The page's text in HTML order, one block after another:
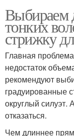
Выбираем
тонких
стрижку
Главная
недостаток
рекомендуют
градуированные
округлый силуэт.
отказаться.
Чем длиннее